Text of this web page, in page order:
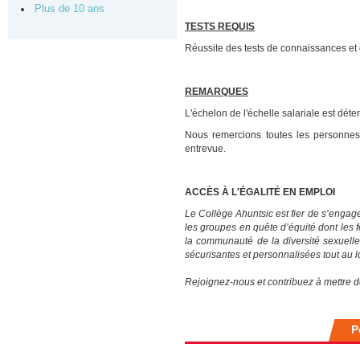
Plus de 10 ans
TESTS REQUIS
Réussite des tests de connaissances
REMARQUES
L'échelon de l'échelle salariale est
Nous remercions toutes les
entrevue.
ACCÈS À L'ÉGALITÉ EN EMPLOI
Le Collège Ahuntsic est fier de
les groupes en quête d’équité dont les
la communauté de la diversité
sécurisantes et personnalisées tout au
Rejoignez-nous et contribuez à mettre